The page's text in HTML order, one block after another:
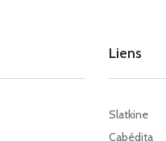
Liens
Slatkine
Cabédita